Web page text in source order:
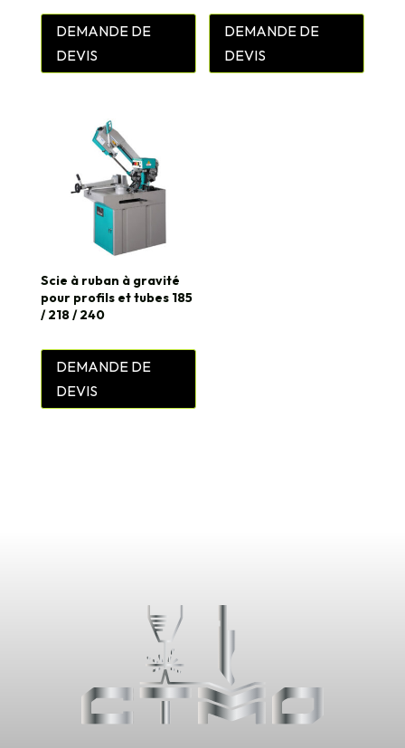
DEMANDE DE
DEVIS
DEMANDE DE
DEVIS
Scie à ruban à gravité
pour profils et tubes 185
/ 218 / 240
DEMANDE DE
DEVIS